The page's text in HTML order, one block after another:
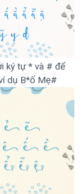
ký tự * và # để
dụ B*ố Mẹ#